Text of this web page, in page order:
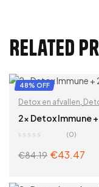
Related
48% OFF
Detox en afvallen
detox ,Functionele
supplementen ,Zoek
2x Detox Immune
(0)
€84.19 €43.47